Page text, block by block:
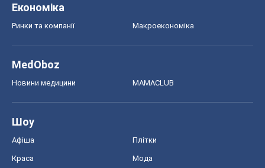
Економіка
Ринки та компанії Макроекономіка
MedOboz
Новини медицини MAMACLUB
Шоу
Афіша Плітки
Краса Мода